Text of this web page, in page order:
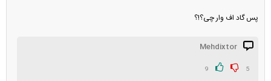
پس گاد اف وار چی؟!؟
Mehdixtor
5
9